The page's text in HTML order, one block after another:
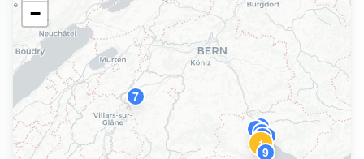
12
46
7
8
9
10
−